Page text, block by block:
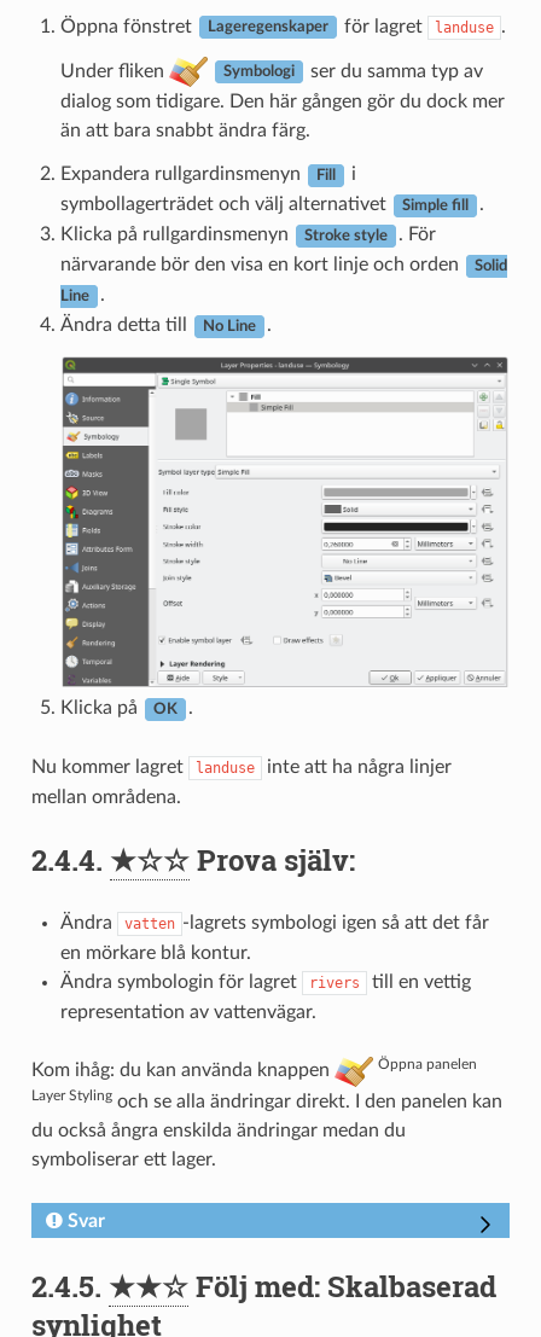
Öppna fönstret Lageregenskaper för lagret landuse .
Under fliken Symbologi
ser du samma typ av
dialog som tidigare. Den här gången gör du dock mer
än att bara snabbt ändra färg.
Expandera rullgardinsmenyn Fill
i
symbollagerträdet och välj alternativet
Simple fill
.
Klicka på rullgardinsmenyn
Stroke style
. För
närvarande bör den visa en kort linje och orden
Solid
Line
.
Ändra detta till
No Line .
Klicka på OK .
Nu kommer lagret landuse
inte att ha några linjer
mellan områdena.
2.4.4. ★☆☆Prova själv:
Ändra vatten -lagrets symbologi igen så att det får
en mörkare blå kontur.
Ändra symbologin för lagret
rivers
till en vettig
representation av vattenvägar.
Kom ihåg: du kan använda knappen Öppna panelen
Layer Stylingoch se alla ändringar direkt. I den panelen kan
du också ångra enskilda ändringar medan du
symboliserar ett lager.
Svar
2.4.5. ★★☆Följ med: Skalbaserad
synlighet